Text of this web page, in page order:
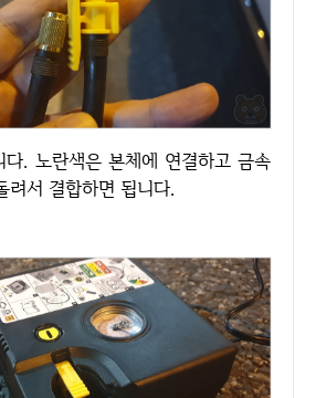
려서 결합하면 됩니다.